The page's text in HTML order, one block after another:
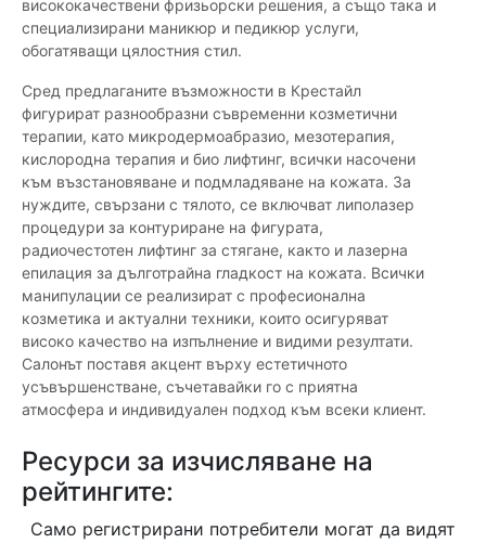
висококачествени фризьорски решения, а също така и
специализирани маникюр и педикюр услуги,
обогатяващи цялостния стил.
Сред предлаганите възможности в Крестайл
фигурират разнообразни съвременни козметични
терапии, като микродермоабразио, мезотерапия,
кислородна терапия и био лифтинг, всички насочени
към възстановяване и подмладяване на кожата. За
нуждите, свързани с тялото, се включват липолазер
процедури за контуриране на фигурата,
радиочестотен лифтинг за стягане, както и лазерна
епилация за дълготрайна гладкост на кожата. Всички
манипулации се реализират с професионална
козметика и актуални техники, които осигуряват
високо качество на изпълнение и видими резултати.
Салонът поставя акцент върху естетичното
усъвършенстване, съчетавайки го с приятна
атмосфера и индивидуален подход към всеки клиент.
Ресурси за изчисляване на
рейтингите:
Само регистрирани потребители могат да видят